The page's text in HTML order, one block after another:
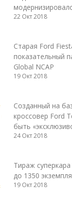
22 Окт 2018
Старая Ford
показательный
Global NCAP
19 Окт 2018
Созданный на
кроссовер Ford
быть
24 Окт 2018
Тираж
до 1350
19 Окт 2018